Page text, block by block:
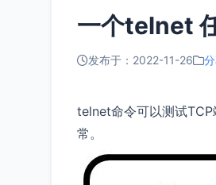
一个telnet
发布于：2022-11-26
telnet命令可以测试
常。